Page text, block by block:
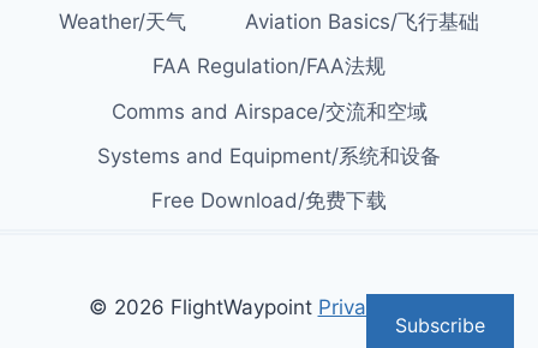
Weather/天气
Aviation Basics/飞行基础
FAA Regulation/FAA法规
Comms and Airspace/交流和空域
Systems and Equipment/系统和设备
Free Download/免费下载
© 2026 FlightWaypoint Privacy Policy
Subscribe